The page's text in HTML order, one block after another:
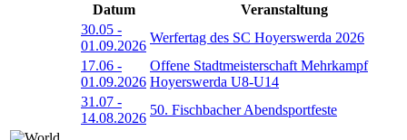
Datum
Veranstaltung
30.05 -
01.09.2026
Werfertag des SC Hoyerswerda 2026
17.06 -
01.09.2026
Offene Stadtmeisterschaft Mehrkampf
Hoyerswerda U8-U14
31.07 -
14.08.2026
50. Fischbacher Abendsportfeste